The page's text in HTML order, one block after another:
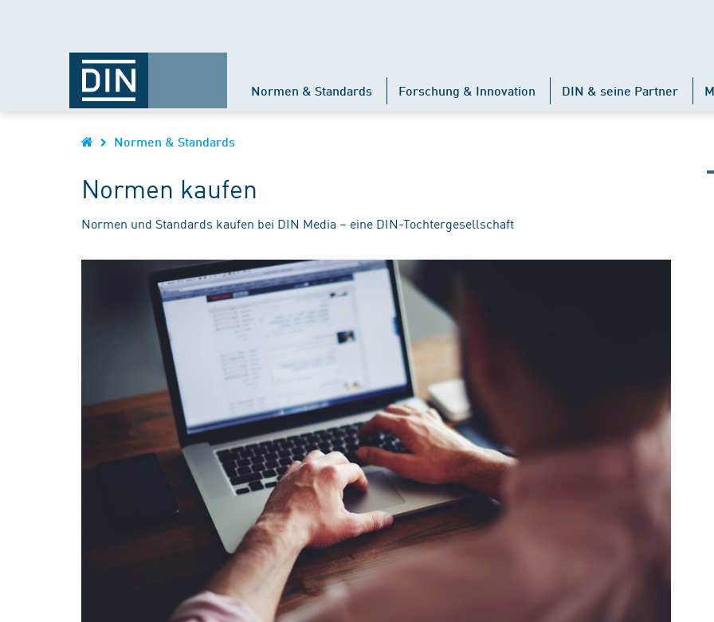
Normen & Standards Forschung & Innovation DIN & seine Partner
Normen & Standards
Normen kaufen
Normen und Standards kaufen bei DIN Media – eine DIN-Tochtergesellschaft